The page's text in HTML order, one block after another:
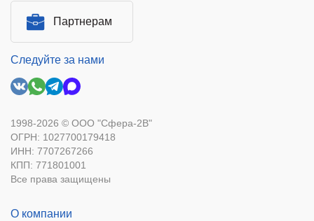
Партнерам
Следуйте за нами
1998-2026 © ООО "Сфера-2В"
ОГРН: 1027700179418
ИНН: 7707267266
КПП: 771801001
Все права защищены
О компании